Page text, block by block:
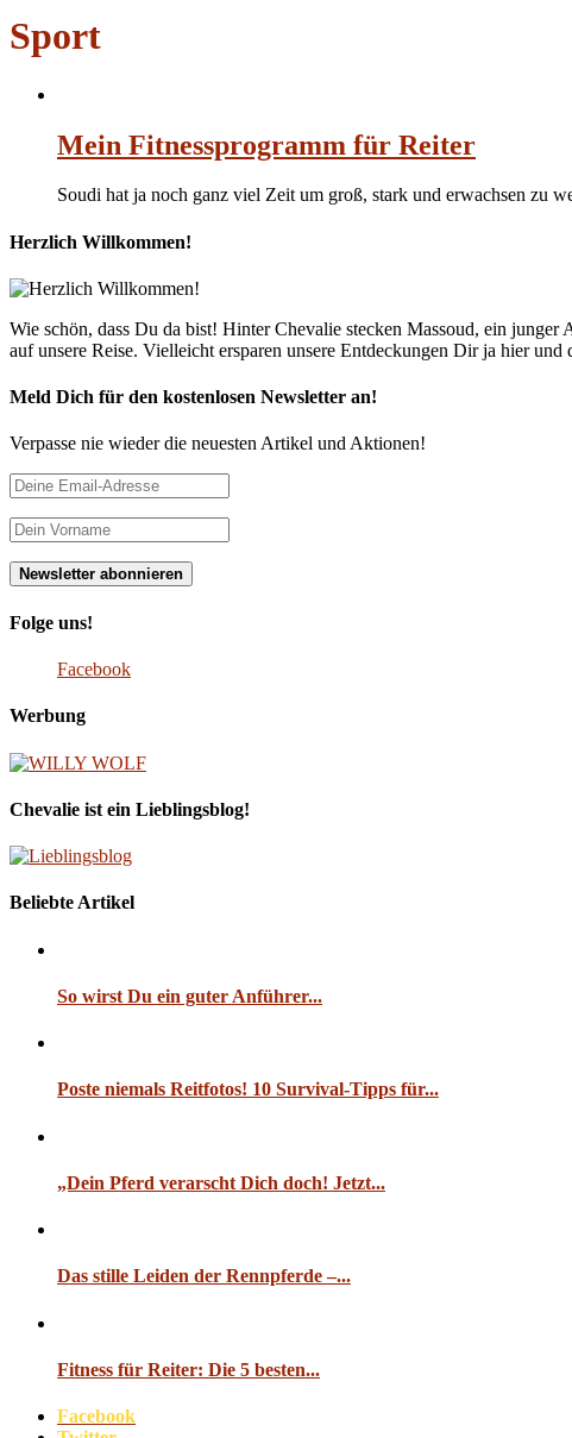
Sport
Mein Fitnessprogramm für Reiter
Soudi hat ja noch ganz viel Zeit um groß, stark und erwachsen zu
Herzlich Willkommen!
Wie schön, dass Du da bist! Hinter Chevalie stecken Massoud, ein
auf unsere Reise. Vielleicht ersparen unsere Entdeckungen Dir ja hier und
Meld Dich für den kostenlosen Newsletter an!
Verpasse nie wieder die neuesten Artikel und Aktionen!
Folge uns!
Facebook
Werbung
Chevalie ist ein Lieblingsblog!
Beliebte Artikel
So wirst Du ein guter Anführer...
Poste niemals Reitfotos! 10 Survival-Tipps für...
„Dein Pferd verarscht Dich doch! Jetzt...
Das stille Leiden der Rennpferde –...
Fitness für Reiter: Die 5 besten...
Facebook